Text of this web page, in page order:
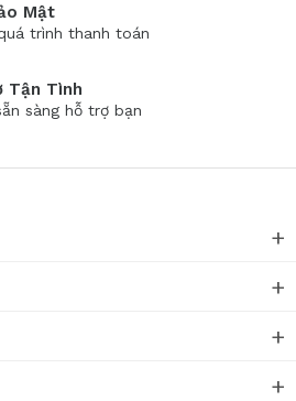
Mật
trình thanh toán
Tận Tình
sàng hỗ trợ bạn